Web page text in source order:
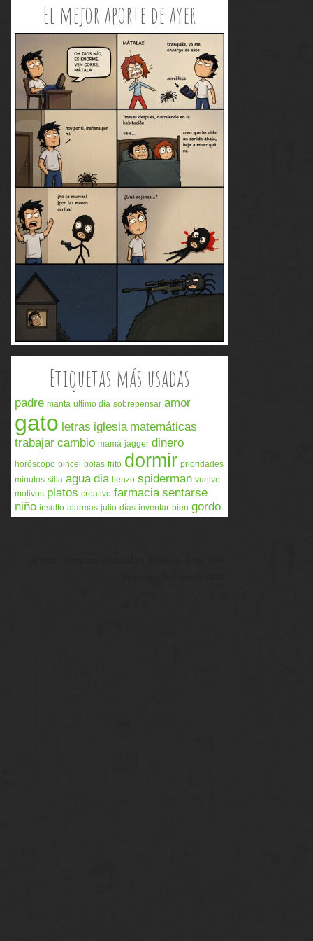
El mejor aporte de ayer
Etiquetas más usadas
padre manta ultimo dia sobrepensar amor
gato letras iglesia matemáticas
trabajar cambio mamá jagger dinero
horóscopo pincel bolas frito dormir prioridades
minutos silla agua dia lienzo spiderman vuelve
motivos platos creativo farmacia sentarse
niño insulto alarmas julio días inventar bien gordo